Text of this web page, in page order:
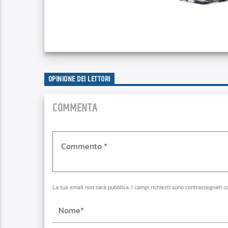
OPINIONE DEI LETTORI
COMMENTA
La tua email non sarà pubblica. I campi richiesti sono contrassegnati